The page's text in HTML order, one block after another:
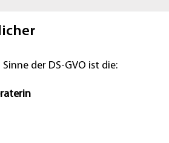
der DS-GVO ist die: